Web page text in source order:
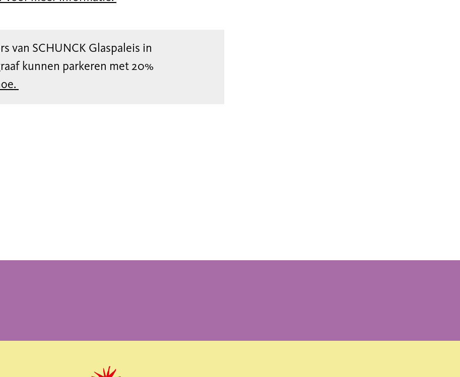
van SCHUNCK Glaspaleis in
kunnen parkeren met 20%